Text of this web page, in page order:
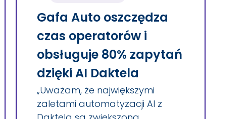
Gafa Auto oszczędza
czas operatorów i
obsługuje 80% zapytań
dzięki AI Daktela
„Uważam, że największymi
zaletami automatyzacji AI z